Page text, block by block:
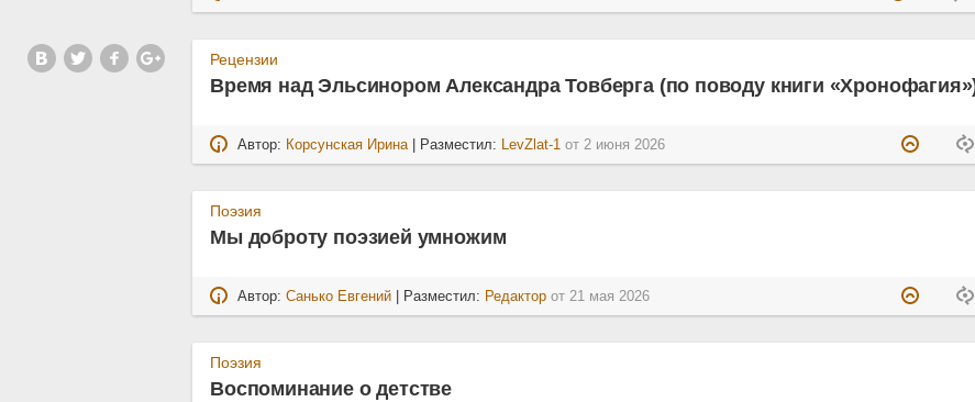
Рецензии
Время над Эльсинором Александра Товберга (по поводу книги
Автор: Корсунская Ирина | Разместил: LevZlat-1 от 2 июня 2026
Поэзия
Мы доброту поэзией умножим
Автор:Санько Евгений | Разместил: Редактор от 21 мая 2026
Поэзия
Воспоминание о детстве